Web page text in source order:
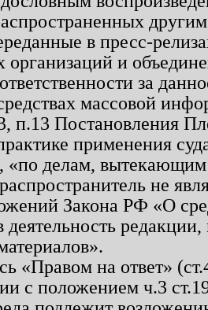
в пресс-
и
за
массовой
п.13 Постановления
применения
делам, вытекающим
не
Закона РФ «О
деятельность
«Правом на ответ»
с положением ч.3